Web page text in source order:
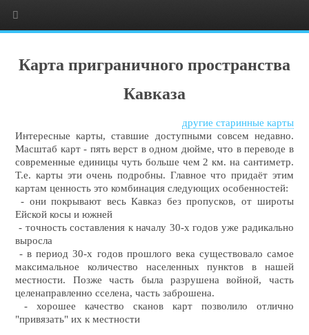
Карта приграничного пространства
Кавказа
другие старинные карты
Интересные карты, ставшие доступными совсем недавно.
Масштаб карт - пять верст в одном дюйме, что в переводе в
современные единицы чуть больше чем 2 км. на сантиметр.
Т.е. карты эти очень подробны. Главное что придаёт этим
картам ценность это комбинация следующих особенностей:
- они покрывают весь Кавказ без пропусков, от широты
Ейской косы и южней
- точность составления к началу 30-х годов уже радикально
выросла
- в период 30-х годов прошлого века существовало самое
максимальное количество населенных пунктов в нашей
местности. Позже часть была разрушена войной, часть
целенаправленно сселена, часть заброшена.
- хорошее качество сканов карт позволило отлично
"привязать" их к местности